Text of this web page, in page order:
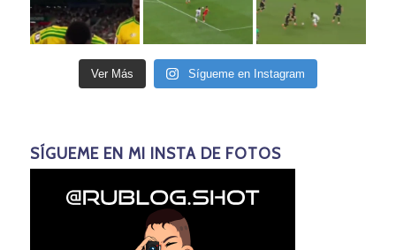
Ver Más Sígueme en Instagram
SÍGUEME EN MI INSTA DE FOTOS